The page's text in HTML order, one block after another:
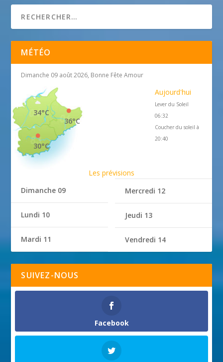
MÉTÉO
Dimanche 09 août 2026, Bonne Fête Amour
36°C
34°C
30°C
Aujourd'hui
Lever du Soleil
06:32
Coucher du soleil à
20:40
Les prévisions
Dimanche 09
Lundi 10
Mardi 11
Mercredi 12
Jeudi 13
Vendredi 14
SUIVEZ-NOUS
Facebook